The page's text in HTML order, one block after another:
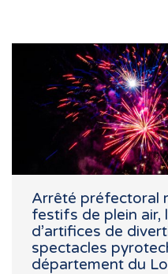
Arrêté préfectoral
festifs de plein air,
d’artifices de
spectacles
département du